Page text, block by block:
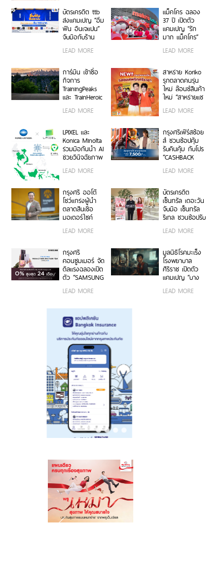
เพียงซื้อชุดบัก
เก็ตที่ร่วมรายการ
ราคา 349 บาท
ขึ้นไป ตั้งแต่ 8 –
ร้าน KFC ทั่ว
ผ่อน 0% ได้ 3
งวด**
บัตรเครดิต ttb
ส่งแคมเปญ “อิ่ม
ฟิน อินเจแปน”
จับมือกับร้าน
ดังกว่า 40 ร้าน
LEAD MORE
แม็คโคร ฉลอง
37 ปี เปิดตัว
แคมเปญ “รัก
มาก แม็คโคร”
ลูกค้าและผู้
ร่วมเติบโตเคียง
ข้างกันมา
LEAD MORE
การ์มิน เข้าซื้อ
กิจการ
TrainingPeaks
และ TrainHeroic
กลุ่มธุรกิจฟิตเนส
2569 โต 25%
LEAD MORE
สาหร่าย Koriko
รุกตลาดคนรุ่น
ใหม่ ล๊อนช์สินค้า
ใหม่ “สาหร่ายแซ
ศรีราชา”
LEAD MORE
LPIXEL และ
Konica Minolta
ร่วมมือกันนำ AI
ช่วยวินิจฉัยภาพ
“EIRL” สู่ตลาด
LEAD MORE
กรุงศรีเฟิร์สช้อย
ส์ ชวนช้อปคุ้ม
รับคืนคุ้ม กับโปร
“CASHBACK
เครดิตเงินคืน
บาท
LEAD MORE
กรุงศรี ออโต้
โชว์แกร่งผู้นำ
ตลาดสินเชื่อ
มอเตอร์ไซค์
ทะลุ 40,000 ล้าน
LEAD MORE
บัตรเครดิต
เซ็นทรัล เดอะวัน
จับมือ เซ็นทรัล
รีเทล ชวนช้อปรับ
= 1 พอยท์ กับ
RETAIL X T1
CARD DAY”
LEAD MORE
กรุงศรี
คอนซูมเมอร์ จัด
ดีลแรงฉลองเปิด
ตัว “SAMSUNG
Ultra | Fold8 |
นานสูงสุด 24
เดือน
LEAD MORE
มูลนิธิโรคมะเร็ง
โรงพยาบาล
ศิริราช เปิดตัว
แคมเปญ “บาง
ป่วยหนัก” ชวน
LEAD MORE